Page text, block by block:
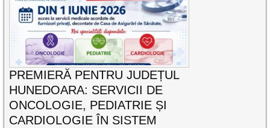
PREMIERĂ PENTRU JUDEȚUL
HUNEDOARA: SERVICII DE
ONCOLOGIE, PEDIATRIE ȘI
CARDIOLOGIE ÎN SISTEM